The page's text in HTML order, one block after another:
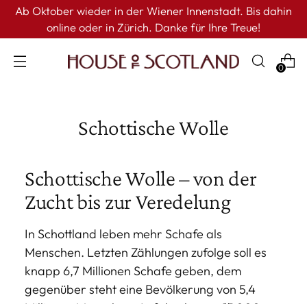
Ab Oktober wieder in der Wiener Innenstadt. Bis dahin
online oder in Zürich. Danke für Ihre Treue!
0
Schottische Wolle
Schottische Wolle – von der
Zucht bis zur Veredelung
In Schottland leben mehr Schafe als
Menschen. Letzten Zählungen zufolge soll es
knapp 6,7 Millionen Schafe geben, dem
gegenüber steht eine Bevölkerung von 5,4